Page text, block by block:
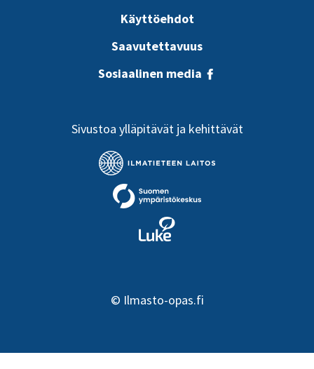
Käyttöehdot
Saavutettavuus
Sosiaalinen media
Sivustoa ylläpitävät ja kehittävät
© Ilmasto-opas.fi